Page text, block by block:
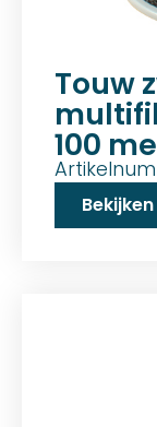
Touw
100
Bekijken